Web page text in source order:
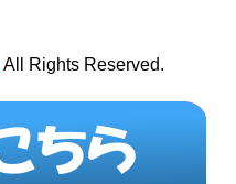
All Rights Reserved.